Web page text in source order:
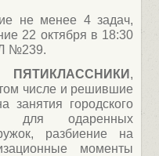
не менее 4 задач,
22 октября в 18:30
№239.
ПЯТИКЛАССНИКИ ,
числе и решившие
занятия городского
для одаренных
разбиение на
моменты